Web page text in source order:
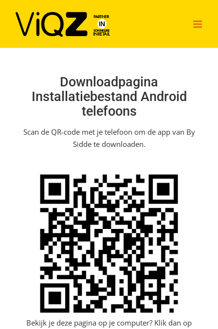
inhoud
Downloadpagina
Installatiebestand Android
telefoons
Scan de QR-code met je telefoon om de app van By
Sidde te downloaden.
Bekijk je deze pagina op je computer? Klik dan op